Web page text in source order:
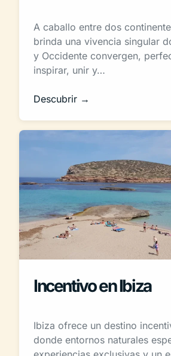
A caballo entre dos
brinda una vivencia singular
y Occidente convergen,
inspirar, unir y…
Descubrir →
Incentivo en Ibiza
Ibiza ofrece un destino
donde entornos naturales